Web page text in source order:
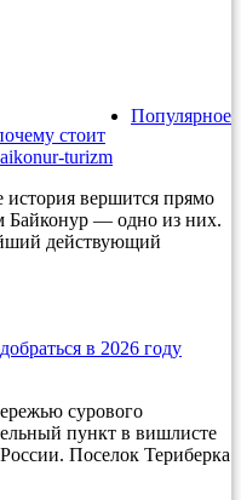
Популярное
стоит
история вершится прямо
Байконур — одно из них.
действующий
в 2026 году
сурового
пункт в вишлисте
Поселок Териберка